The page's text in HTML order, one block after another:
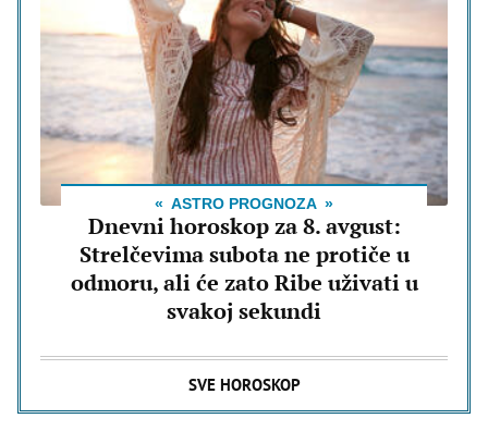
ASTRO PROGNOZA
Dnevni horoskop za 8. avgust:
Strelčevima subota ne protiče u
odmoru, ali će zato Ribe uživati u
svakoj sekundi
SVE HOROSKOP